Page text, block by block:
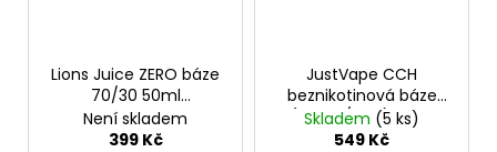
Lions Juice ZERO báze
70/30 50ml
Beznikotinová báze
Není skladem
399 Kč
JustVape CCH
beznikotinová báze
(100VG/0PG) 50ml
objem 50ml kolek R
Skladem (5 ks)
549 Kč